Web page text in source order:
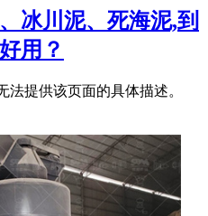
冰川泥、死海泥,到
用？
法提供该页面的具体描述。